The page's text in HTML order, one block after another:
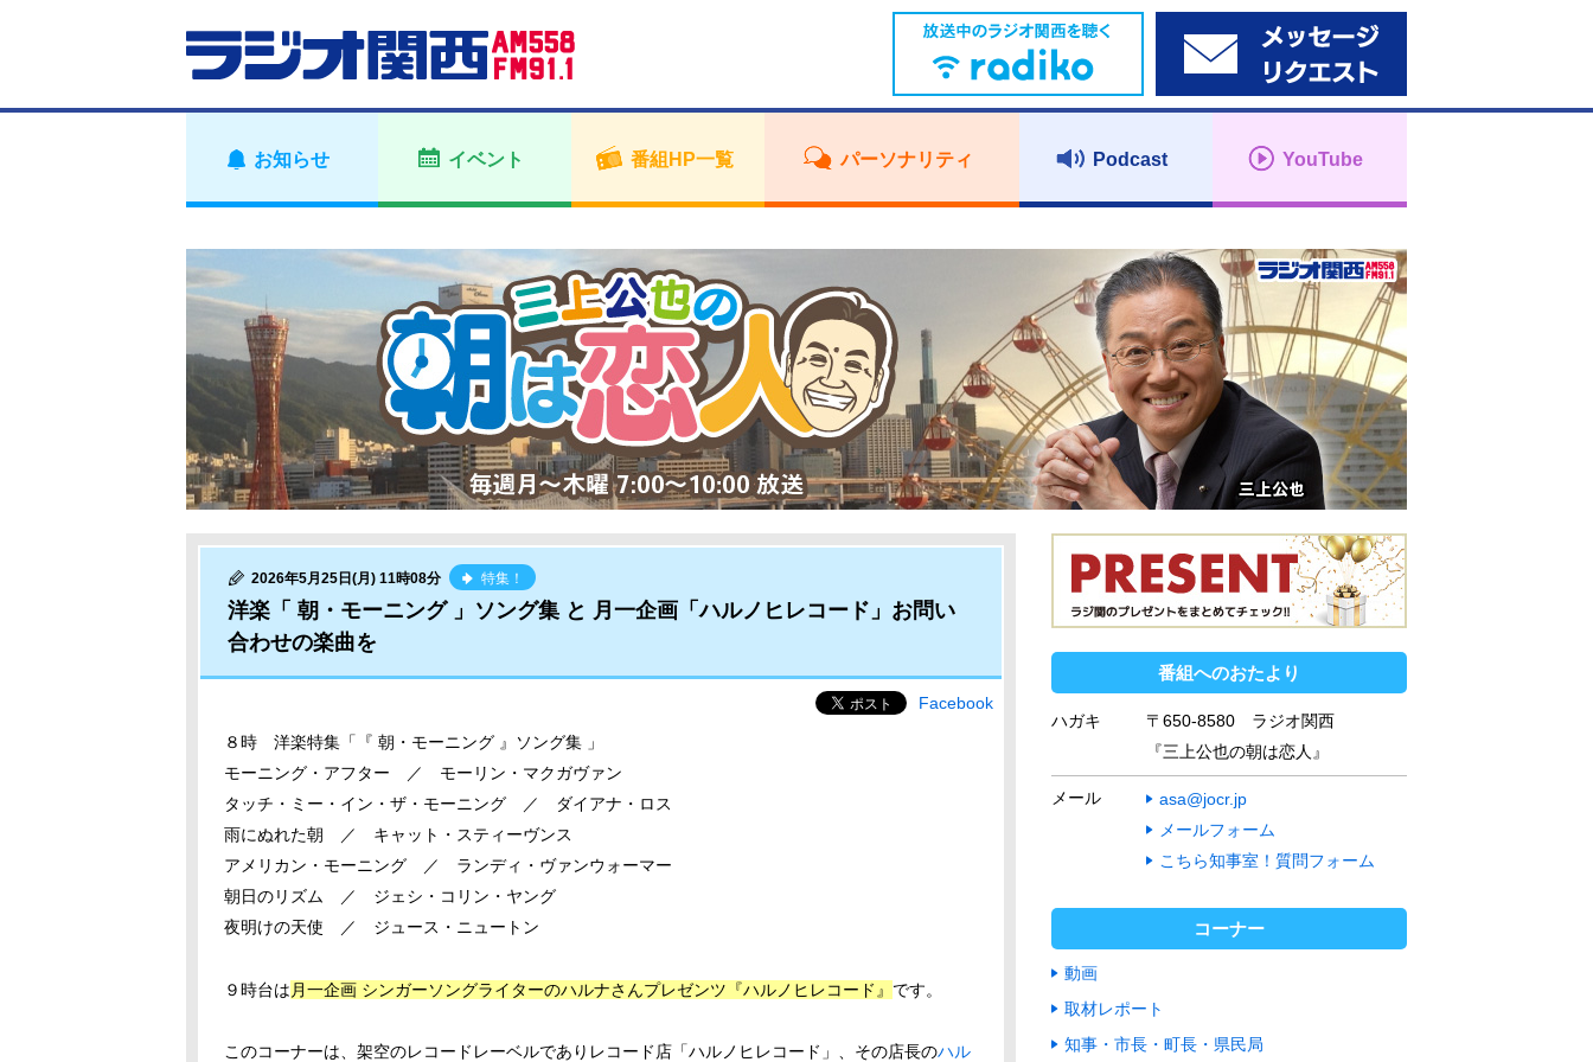
お知らせ イベント 番組HP一覧 パーソナリティ Podcast YouTube
2026年5月25日(月) 11時08分 特集！
洋楽「 朝・モーニング 」ソング集 と 月一企画「ハルノヒレコード」お問い
合わせの楽曲を
Facebook
８時 洋楽特集「『 朝・モーニング 』ソング集 」
モーニング・アフター ／ モーリン・マクガヴァン
タッチ・ミー・イン・ザ・モーニング ／ ダイアナ・ロス
雨にぬれた朝 ／ キャット・スティーヴンス
アメリカン・モーニング ／ ランディ・ヴァンウォーマー
朝日のリズム ／ ジェシ・コリン・ヤング
夜明けの天使 ／ ジュース・ニュートン
９時台は 月一企画 シンガーソングライターのハルナさんプレゼンツ『ハルノヒレコード』 です。
このコーナーは、架空のレコードレーベルでありレコード店「ハルノヒレコード」、その店長のハル
番組へのおたより
ハガキ
〒650-8580 ラジオ関西
『三上公也の朝は恋人』
メール
asa@jocr.jp
メールフォーム
こちら知事室！質問フォーム
コーナー
動画
取材レポート
知事・市長・町長・県民局